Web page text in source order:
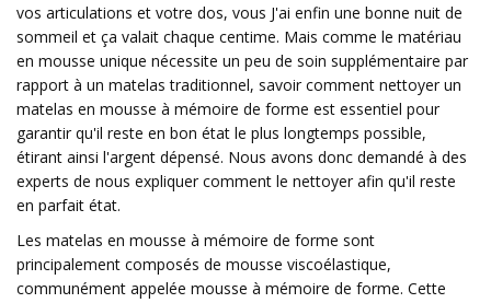
vos articulations et votre dos, vous J'ai enfin une bonne nuit de
sommeil et ça valait chaque centime. Mais comme le matériau
en mousse unique nécessite un peu de soin supplémentaire par
rapport à un matelas traditionnel, savoir comment nettoyer un
matelas en mousse à mémoire de forme est essentiel pour
garantir qu'il reste en bon état le plus longtemps possible,
étirant ainsi l'argent dépensé. Nous avons donc demandé à des
experts de nous expliquer comment le nettoyer afin qu'il reste
en parfait état.
Les matelas en mousse à mémoire de forme sont
principalement composés de mousse viscoélastique,
communément appelée mousse à mémoire de forme. Cette